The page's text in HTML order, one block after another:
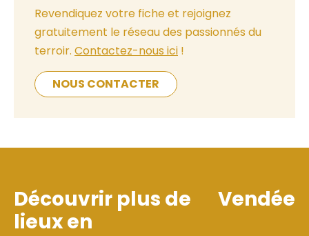
Revendiquez votre fiche et rejoignez
gratuitement le réseau des passionnés du
terroir. Contactez-nous ici !
NOUS CONTACTER
Découvrir plus de
lieux en
Vendée